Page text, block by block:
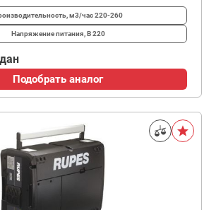
м3/час220-260
Напряжение питания, В220
Подобрать аналог